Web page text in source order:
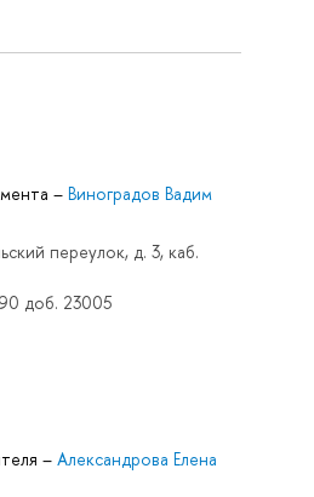
– Виноградов Вадим
переулок, д. 3, каб.
доб. 23005
– Александрова Елена